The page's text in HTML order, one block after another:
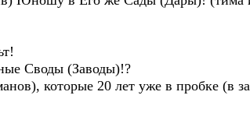
Своды (Заводы)!?
которые 20 лет уже в пробке (в